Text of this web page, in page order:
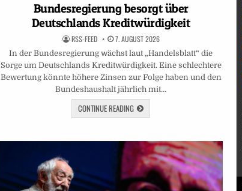
Bundesregierung besorgt über
Deutschlands Kreditwürdigkeit
RSS-FEED 7. AUGUST 2026
In der Bundesregierung wächst laut „Handelsblatt“ die
Sorge um Deutschlands Kreditwürdigkeit. Eine schlechtere
Bewertung könnte höhere Zinsen zur Folge haben und den
Bundeshaushalt jährlich mit…
CONTINUE READING